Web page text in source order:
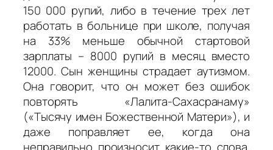
150 000 рупий, либо в течение трех лет
работать в больнице при школе, получая
на 33% меньше обычной стартовой
зарплаты – 8000 рупий в месяц вместо
12000. Сын женщины страдает аутизмом.
Она говорит, что он может без ошибок
повторять «Лалита-Сахасранаму»
(«Тысячу имен Божественной Матери»), и
даже поправляет ее, когда она